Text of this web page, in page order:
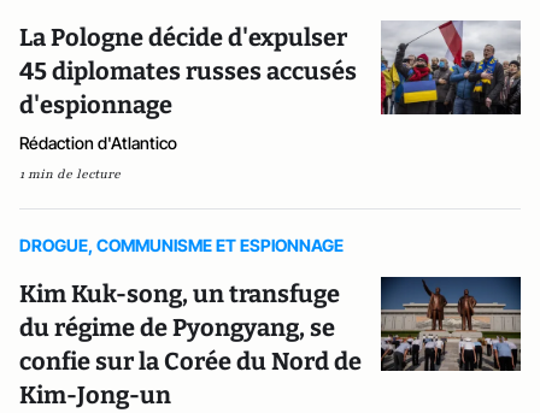
La Pologne décide d'expulser
45 diplomates russes accusés
d'espionnage
Rédaction d'Atlantico
1 min de lecture
DROGUE, COMMUNISME ET ESPIONNAGE
Kim Kuk-song, un transfuge
du régime de Pyongyang, se
confie sur la Corée du Nord de
Kim-Jong-un